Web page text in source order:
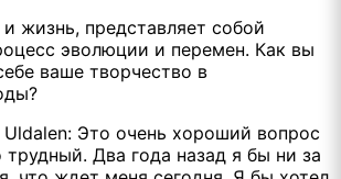
жизнь, представляет собой
эволюции и перемен. Как вы
ваше творчество в
Это очень хороший вопрос
Два года назад я бы ни за